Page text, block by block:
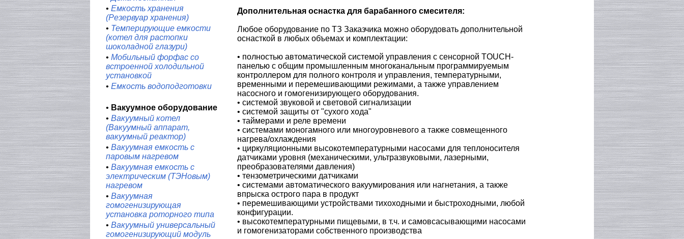
• Емкость хранения
(Резервуар хранения)
• Темперирующие емкости
(котел для растопки
шоколадной глазури)
• Мобильный форфас со
встроенной холодильной
установкой
• Емкость водоподготовки
• Вакуумное оборудование
• Вакуумный котел
(Вакуумный аппарат,
вакуумный реактор)
• Вакуумная емкость с
паровым нагревом
• Вакуумная емкость с
электрическим (ТЭНовым)
нагревом
• Вакуумная
гомогенизирующая
установка роторного типа
• Вакуумный универсальный
гомогенизирующий модуль
Дополнительная оснастка для барабанного смесителя:
Любое оборудование по ТЗ Заказчика можно оборудовать дополнительной
оснасткой в любых объемах и комплектации:
• полностью автоматической системой управления с сенсорной TOUCH-
панелью с общим промышленным многоканальным программируемым
контроллером для полного контроля и управления, температурными,
временными и перемешивающими режимами, а также управлением
насосного и гомогенизирующего оборудования.
• системой звуковой и световой сигнализации
• системой защиты от "сухого хода"
• таймерами и реле времени
• системами моногамного или многоуровневого а также совмещенного
нагрева/охлаждения
• циркуляционными высокотемпературными насосами для теплоносителя
датчиками уровня (механическими, ультразвуковыми, лазерными,
преобразователями давления)
• тензометрическими датчиками
• системами автоматического вакуумирования или нагнетания, а также
впрыска острого пара в продукт
• перемешивающими устройствами тихоходными и быстроходными, любой
конфигурации.
• высокотемпературными пищевыми, в т.ч. и самовсасывающими насосами
и гомогенизаторами собственного производства